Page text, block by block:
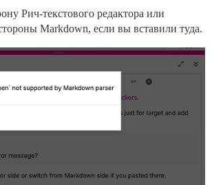
Рич-текстового редактора или
Markdown, если вы вставили туда.